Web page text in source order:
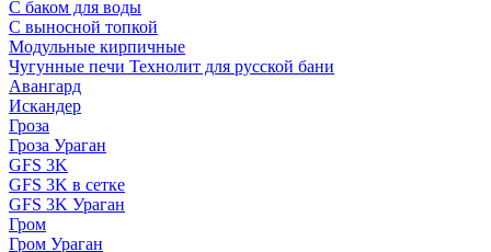
С баком для воды
С выносной топкой
Модульные кирпичные
Чугунные печи Технолит для русской бани
Авангард
Искандер
Гроза
Гроза Ураган
GFS 3K
GFS 3K в сетке
GFS 3K Ураган
Гром
Гром Ураган